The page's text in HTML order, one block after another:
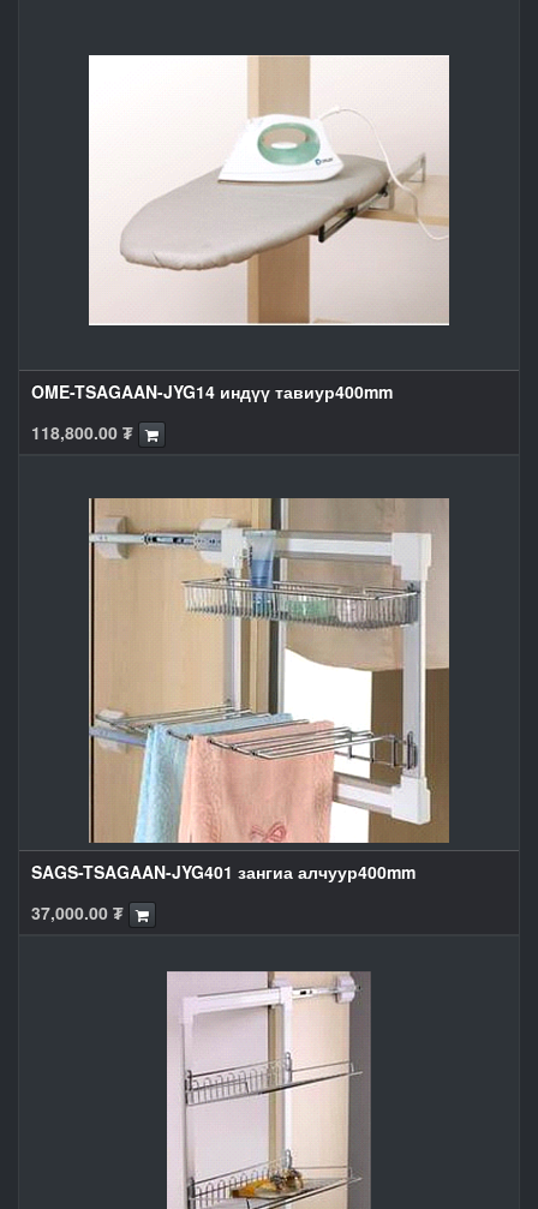
OME-TSAGAAN-JYG14 индүү тавиур400mm
118,800.00 ₮
SAGS-TSAGAAN-JYG401 зангиа алчуур400mm
37,000.00 ₮